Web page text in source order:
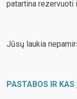
patartina rezervuoti
Jūsų laukia
PASTABOS IR KAS